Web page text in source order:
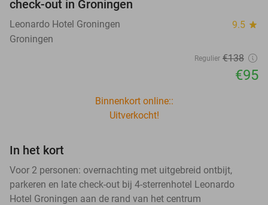
check-out in Groningen
Leonardo Hotel Groningen 9.5 star
Groningen
Regulier €138
€95
Binnenkort online::
Uitverkocht!
In het kort
Voor 2 personen: overnachting met uitgebreid ontbijt,
parkeren en late check-out bij 4-sterrenhotel Leonardo
Hotel Groningen aan de rand van het centrum